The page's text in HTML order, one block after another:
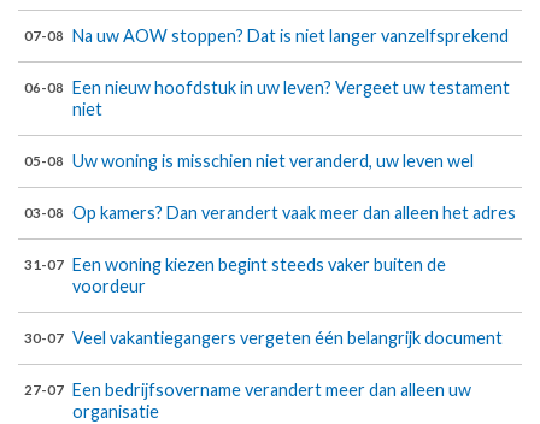
07-08 Na uw AOW stoppen? Dat is niet langer vanzelfsprekend
06-08
Een nieuw hoofdstuk in uw leven? Vergeet uw testament
niet
05-08 Uw woning is misschien niet veranderd, uw leven wel
03-08 Op kamers? Dan verandert vaak meer dan alleen het adres
31-07 Een woning kiezen begint steeds vaker buiten de
voordeur
30-07 Veel vakantiegangers vergeten één belangrijk document
27-07 Een bedrijfsovername verandert meer dan alleen uw
organisatie